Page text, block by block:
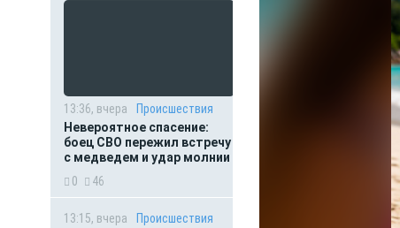
13:36, вчера
Происшествия
Невероятное спасение:
боец СВО пережил встречу
с медведем и удар молнии
0
46
13:15, вчера
Происшествия